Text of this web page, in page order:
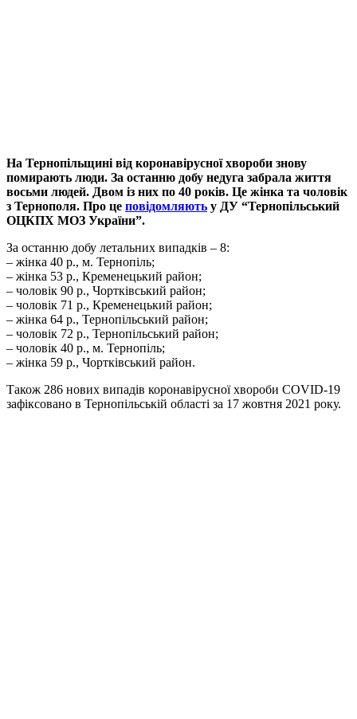
На Тернопільщині від коронавірусної хвороби знову
помирають люди. За останню добу недуга забрала життя
восьми людей. Двом із них по 40 років. Це жінка та чоловік
з Тернополя. Про це повідомляють у ДУ “Тернопільський
ОЦКПХ МОЗ України”.
За останню добу летальних випадків – 8:
– жінка 40 р., м. Тернопіль;
– жінка 53 р., Кременецький район;
– чоловік 90 р., Чортківський район;
– чоловік 71 р., Кременецький район;
– жінка 64 р., Тернопільський район;
– чоловік 72 р., Тернопільський район;
– чоловік 40 р., м. Тернопіль;
– жінка 59 р., Чортківський район.
Також 286 нових випадів коронавірусної хвороби COVID-19
зафіксовано в Тернопільській області за 17 жовтня 2021 року.